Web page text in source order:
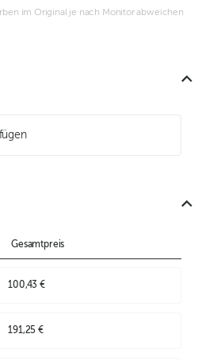
im Original je nach Monitor abweichen
Gesamtpreis
100,43 €
191,25 €